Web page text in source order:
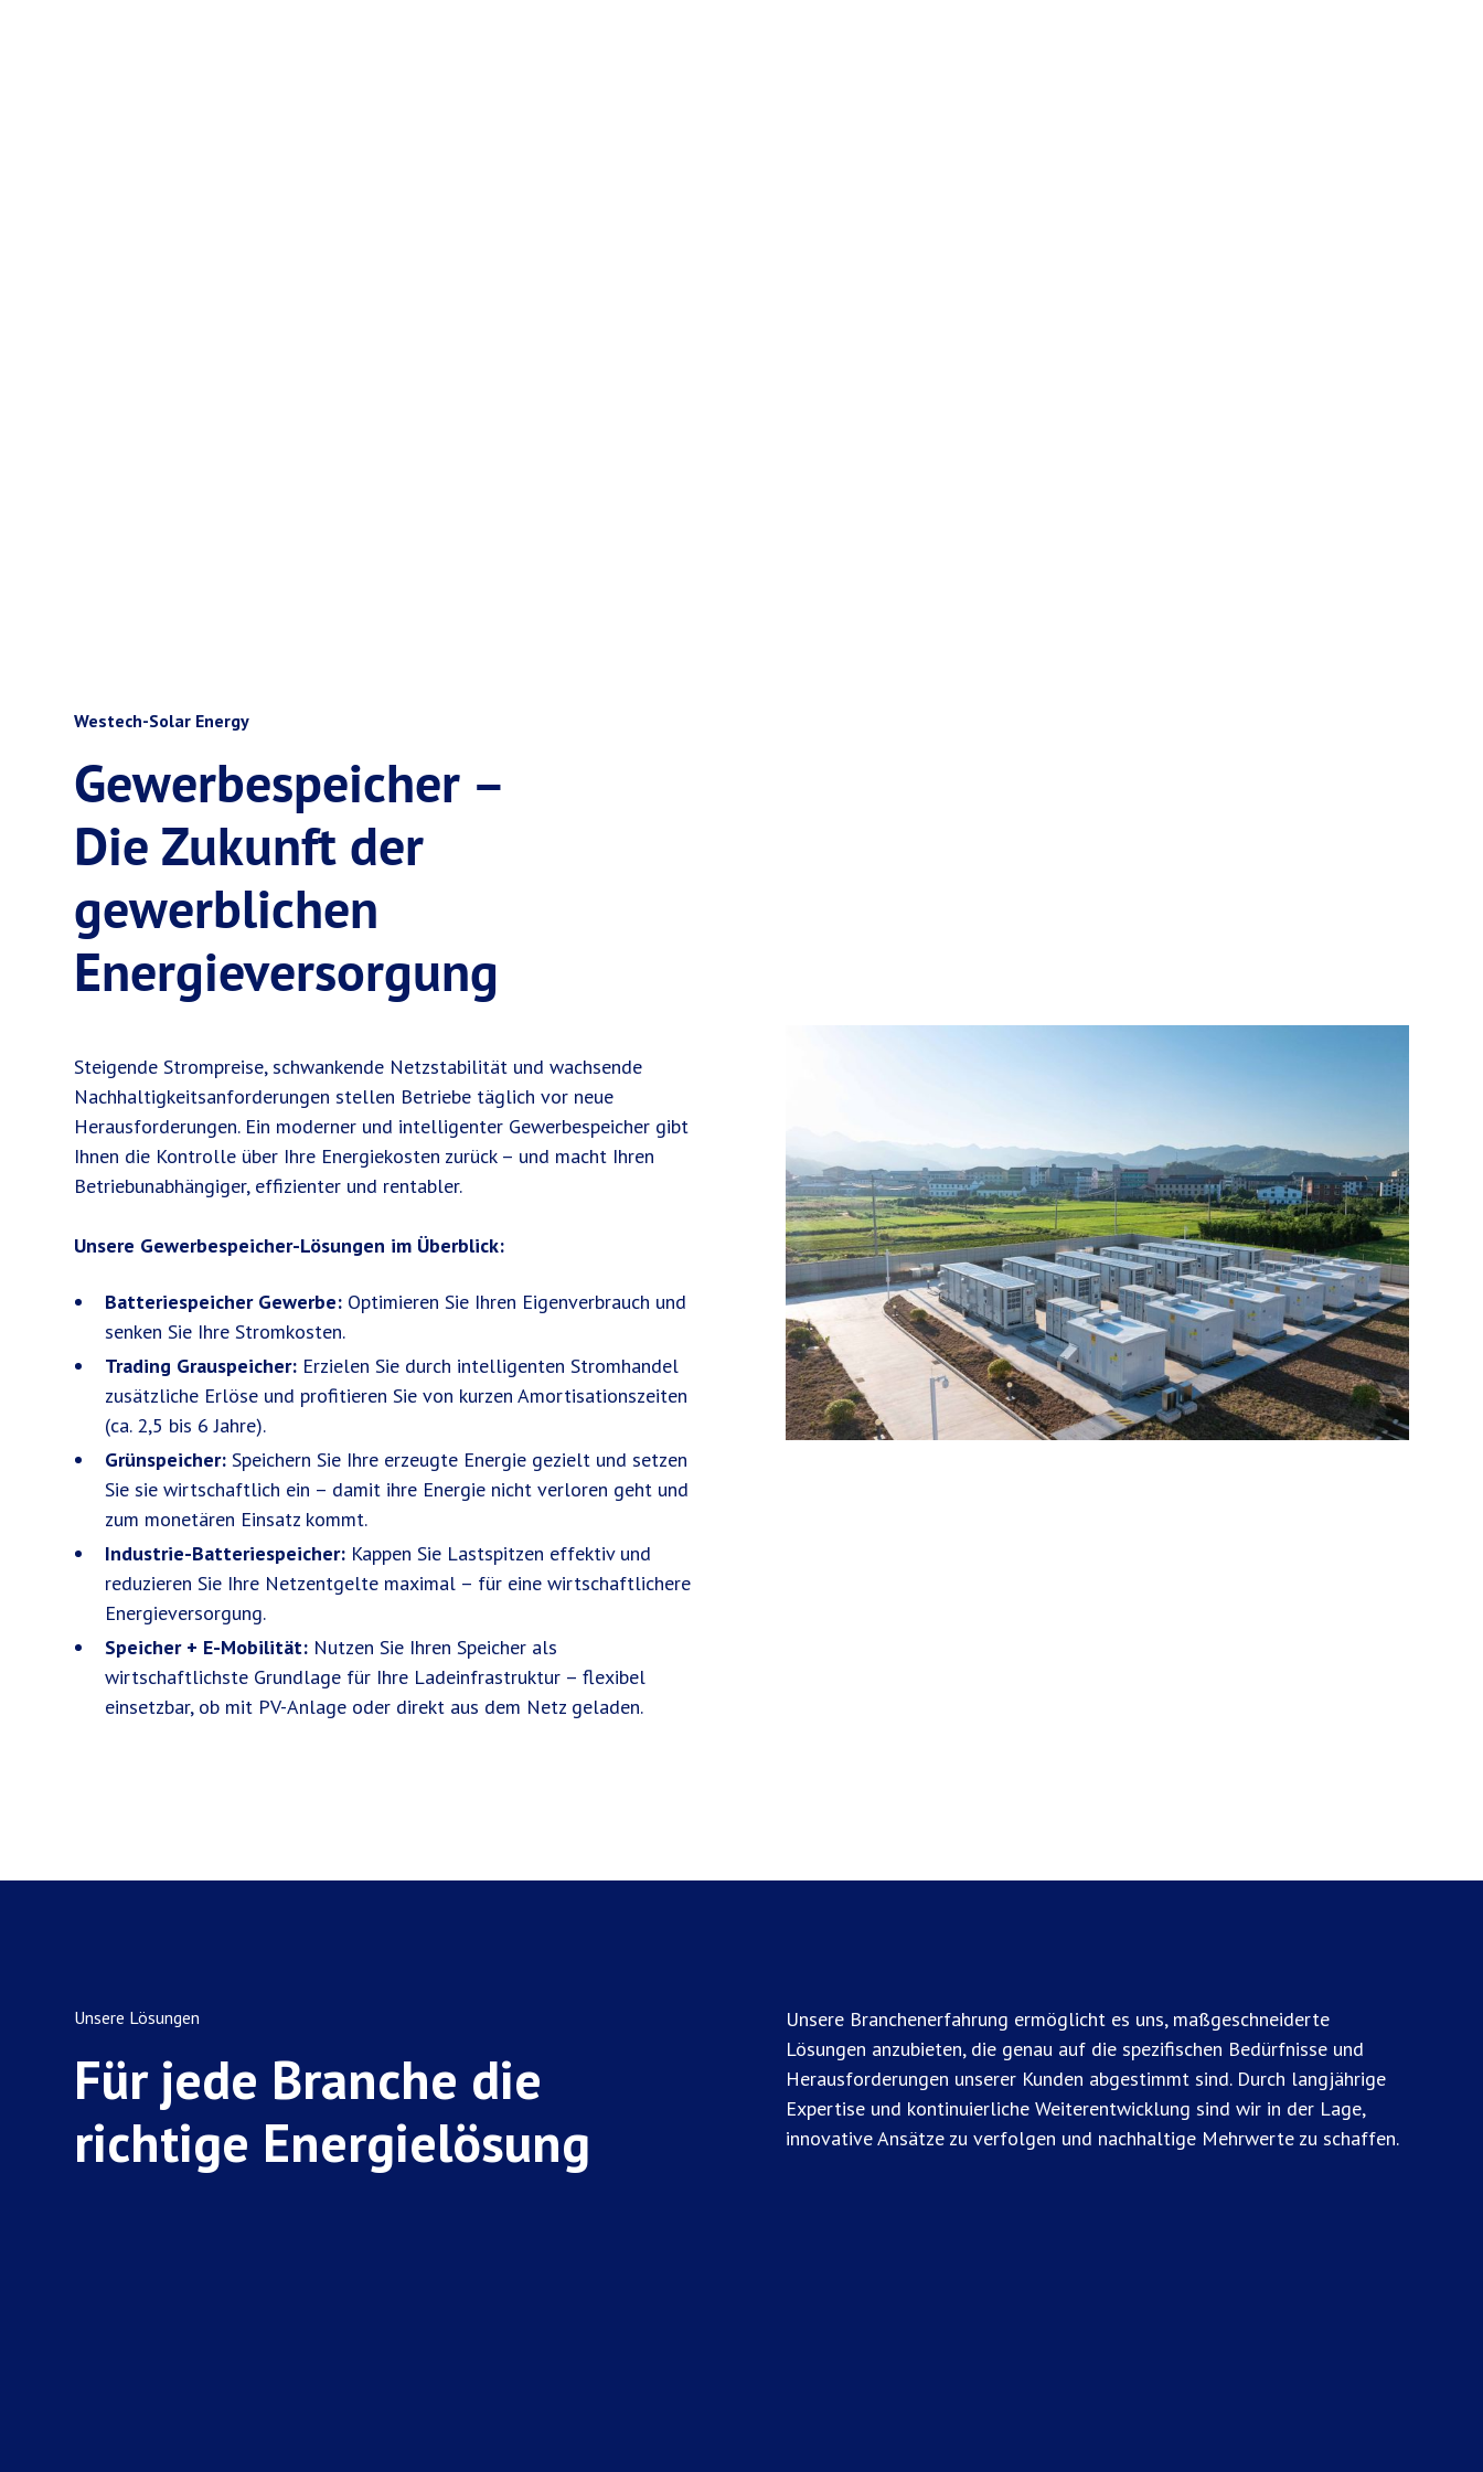
Westech-Solar Energy
Gewerbespeicher –
Die Zukunft der
gewerblichen
Energieversorgung
Steigende Strompreise, schwankende Netzstabilität und wachsende
Nachhaltigkeitsanforderungen stellen Betriebe täglich vor neue
Herausforderungen. Ein moderner und intelligenter Gewerbespeicher gibt
Ihnen die Kontrolle über Ihre Energiekosten zurück – und macht Ihren
Betriebunabhängiger, effizienter und rentabler.
Unsere Gewerbespeicher-Lösungen im Überblick:
Batteriespeicher Gewerbe: Optimieren Sie Ihren Eigenverbrauch und
senken Sie Ihre Stromkosten.
Trading Grauspeicher: Erzielen Sie durch intelligenten Stromhandel
zusätzliche Erlöse und profitieren Sie von kurzen Amortisationszeiten
(ca. 2,5 bis 6 Jahre).
Grünspeicher: Speichern Sie Ihre erzeugte Energie gezielt und setzen
Sie sie wirtschaftlich ein – damit ihre Energie nicht verloren geht und
zum monetären Einsatz kommt.
Industrie-Batteriespeicher: Kappen Sie Lastspitzen effektiv und
reduzieren Sie Ihre Netzentgelte maximal – für eine wirtschaftlichere
Energieversorgung.
Speicher + E-Mobilität: Nutzen Sie Ihren Speicher als
wirtschaftlichste Grundlage für Ihre Ladeinfrastruktur – flexibel
einsetzbar, ob mit PV-Anlage oder direkt aus dem Netz geladen.
Unsere Lösungen
Für jede Branche die
richtige Energielösung
Unsere Branchenerfahrung ermöglicht es uns, maßgeschneiderte
Lösungen anzubieten, die genau auf die spezifischen Bedürfnisse und
Herausforderungen unserer Kunden abgestimmt sind. Durch langjährige
Expertise und kontinuierliche Weiterentwicklung sind wir in der Lage,
innovative Ansätze zu verfolgen und nachhaltige Mehrwerte zu schaffen.